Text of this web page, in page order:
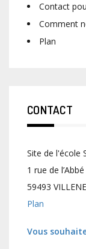
Contact
Comment
Plan
CONTACT
Site de l'école
1 rue de
59493
Plan
Vous